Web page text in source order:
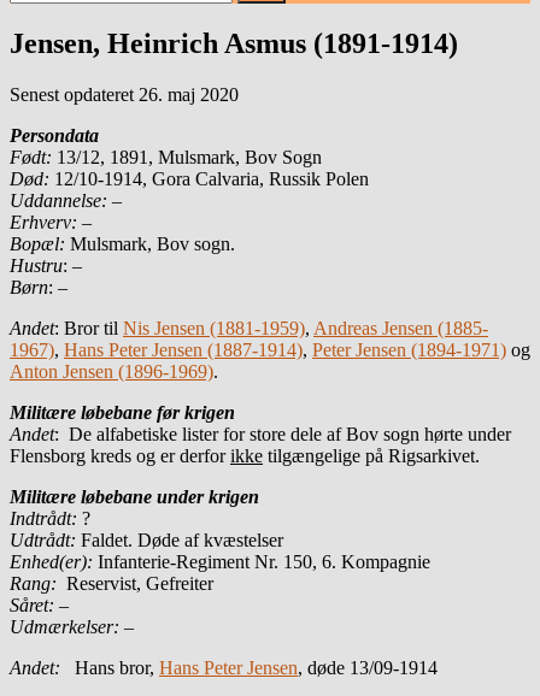
efter:
Jensen, Heinrich Asmus (1891-1914)
Senest opdateret 26. maj 2020
Persondata
Født: 13/12, 1891, Mulsmark, Bov Sogn
Død: 12/10-1914, Gora Calvaria, Russik Polen
Uddannelse: –
Erhverv: –
Bopæl: Mulsmark, Bov sogn.
Hustru: –
Børn: –
Andet: Bror til Nis Jensen (1881-1959), Andreas Jensen (1885-
1967), Hans Peter Jensen (1887-1914), Peter Jensen (1894-1971) og
Anton Jensen (1896-1969).
Militære løbebane før krigen
Andet: De alfabetiske lister for store dele af Bov sogn hørte under
Flensborg kreds og er derforikke tilgængelige på Rigsarkivet.
Militære løbebane under krigen
Indtrådt: ?
Udtrådt: Faldet. Døde af kvæstelser
Enhed(er): Infanterie-Regiment Nr. 150, 6. Kompagnie
Rang: Reservist, Gefreiter
Såret: –
Udmærkelser: –
Andet: Hans bror, Hans Peter Jensen, døde 13/09-1914